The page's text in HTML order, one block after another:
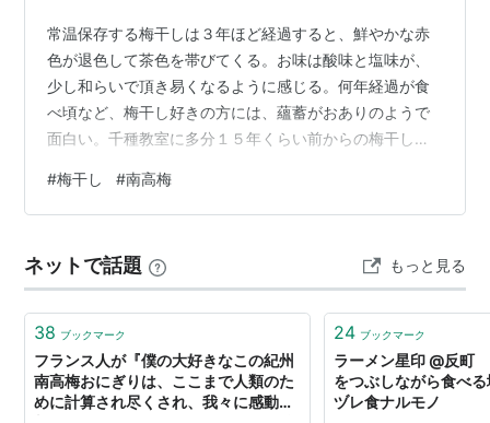
常温保存する梅干しは３年ほど経過すると、鮮やかな赤
色が退色して茶色を帯びてくる。お味は酸味と塩味が、
少し和らいで頂き易くなるように感じる。何年経過が食
べ頃など、梅干し好きの方には、蘊蓄がおありのようで
面白い。千種教室に多分１５年くらい前からの梅干し
の梅干し。カサカサに水分が抜けて、塩は結晶してい
る。お味見すると塩の結晶は少しだけ酸っぱく、僅かに
別の風味になっている。こうした梅干しから１２年分の
パワーを受けた、ただの劣化、１２年前の思い出など、
様々な感じ方で心の有り様かも知れない。では、また明
#梅干し #南高梅
ネットで話題 もっと見る
38 ブックマーク
フランス人が『僕の大好きなこの紀州
南高梅おにぎりは、ここまで人類のた
めに計算され尽くされ、我々に感動を
24 ブックマーク
ラーメン星印 @反町
をつぶしながら食べ
ヅレ食ナルモノ